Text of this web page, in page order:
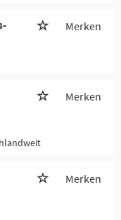
Merken
Merken
Merken